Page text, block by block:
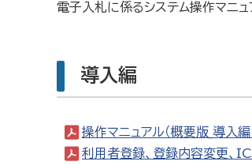
電子入札に係るシステム操作マニュ
導入編
操作マニュアル（概要版_導入編
利用者登録、登録内容変更、